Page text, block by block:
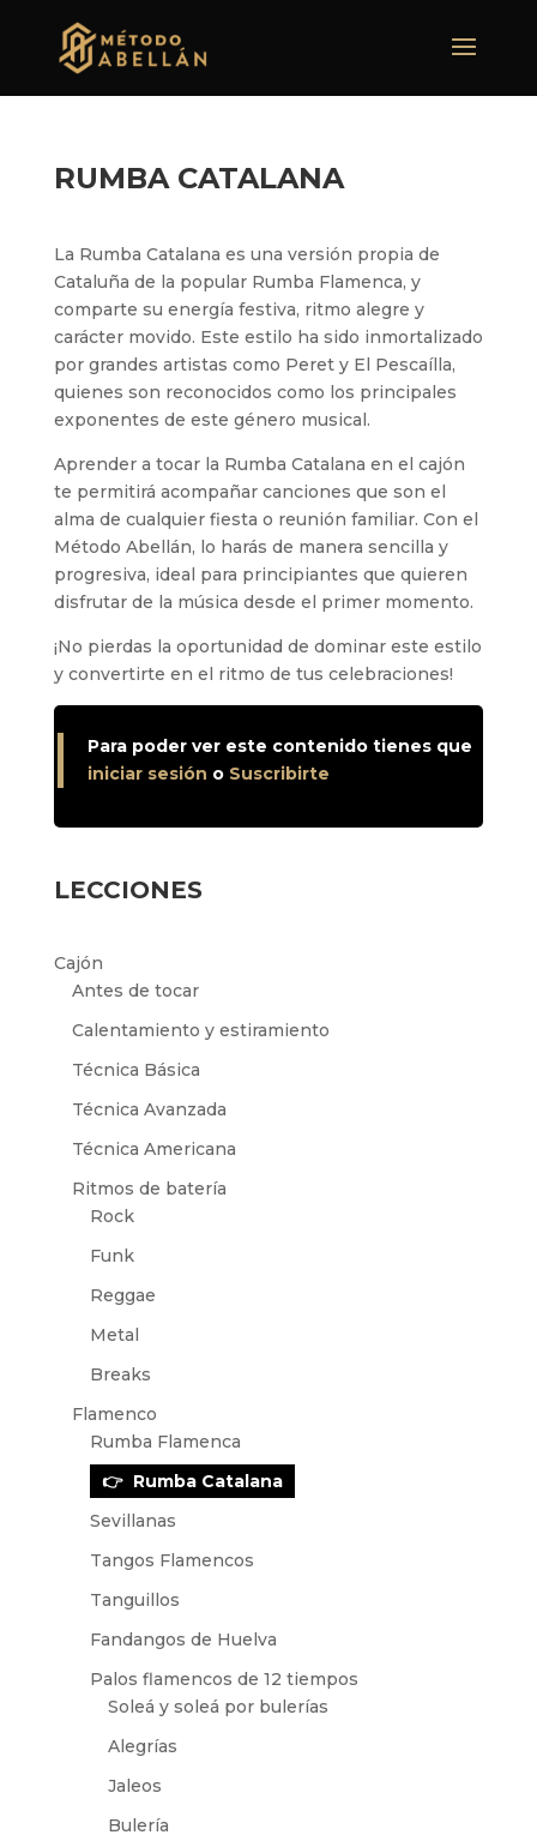
RUMBA CATALANA
La Rumba Catalana es una versión propia de
Cataluña de la popular Rumba Flamenca, y
comparte su energía festiva, ritmo alegre y
carácter movido. Este estilo ha sido inmortalizado
por grandes artistas como Peret y El Pescaílla,
quienes son reconocidos como los principales
exponentes de este género musical.
Aprender a tocar la Rumba Catalana en el cajón
te permitirá acompañar canciones que son el
alma de cualquier fiesta o reunión familiar. Con el
Método Abellán, lo harás de manera sencilla y
progresiva, ideal para principiantes que quieren
disfrutar de la música desde el primer momento.
¡No pierdas la oportunidad de dominar este estilo
y convertirte en el ritmo de tus celebraciones!
Para poder ver este contenido tienes que
iniciar sesión o Suscribirte
LECCIONES
Cajón
Antes de tocar
Calentamiento y estiramiento
Técnica Básica
Técnica Avanzada
Técnica Americana
Ritmos de batería
Rock
Funk
Reggae
Metal
Breaks
Flamenco
Rumba Flamenca
Rumba Catalana
Sevillanas
Tangos Flamencos
Tanguillos
Fandangos de Huelva
Palos flamencos de 12 tiempos
Soleá y soleá por bulerías
Alegrías
Jaleos
Bulería